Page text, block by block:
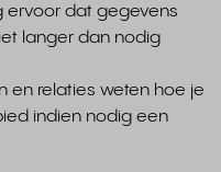
ervoor dat gegevens
langer dan nodig
en relaties weten hoe je
indien nodig een